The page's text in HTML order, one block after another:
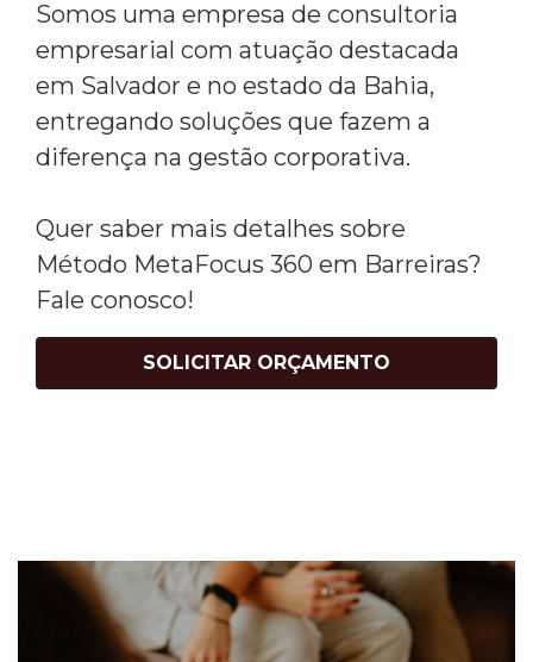
Somos uma empresa de consultoria
empresarial com atuação destacada
em Salvador e no estado da Bahia,
entregando soluções que fazem a
diferença na gestão corporativa.
Quer saber mais detalhes sobre
Método MetaFocus 360 em Barreiras?
Fale conosco!
SOLICITAR ORÇAMENTO